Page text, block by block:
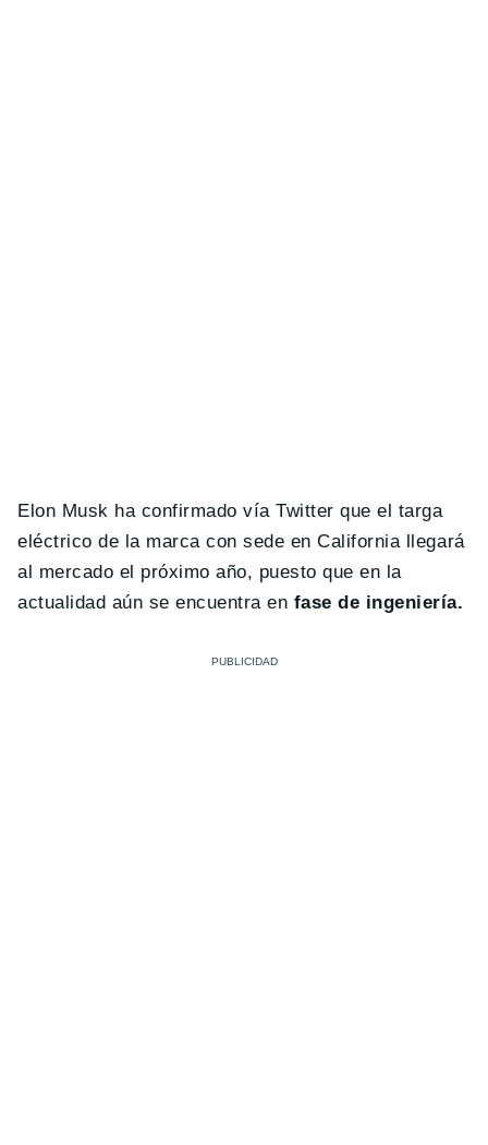
Elon Musk ha confirmado vía Twitter que el targa
eléctrico de la marca con sede en California llegará
al mercado el próximo año, puesto que en la
actualidad aún se encuentra en fase de ingeniería.